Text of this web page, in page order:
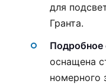
для
Гранта.
Подробное
оснащена
номерного